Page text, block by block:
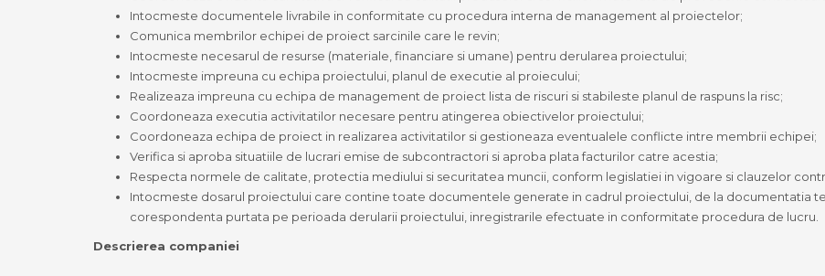
Intocmeste documentele livrabile in conformitate cu procedura interna de management al proiectelor;
Comunica membrilor echipei de proiect sarcinile care le revin;
Intocmeste necesarul de resurse (materiale, financiare si umane) pentru derularea proiectului;
Intocmeste impreuna cu echipa proiectului, planul de executie al proiecului;
Realizeaza impreuna cu echipa de management de proiect lista de riscuri si stabileste planul de raspuns la risc;
Coordoneaza executia activitatilor necesare pentru atingerea obiectivelor proiectului;
Coordoneaza echipa de proiect in realizarea activitatilor si gestioneaza eventualele conflicte intre membrii echipei;
Verifica si aproba situatiile de lucrari emise de subcontractori si aproba plata facturilor catre acestia;
Respecta normele de calitate, protectia mediului si securitatea muncii, conform legislatiei in vigoare si clauzelor
Intocmeste dosarul proiectului care contine toate documentele generate in cadrul proiectului, de la documentatia
corespondenta purtata pe perioada derularii proiectului, inregistrarile efectuate in conformitate procedura de lucru.
Descrierea companiei